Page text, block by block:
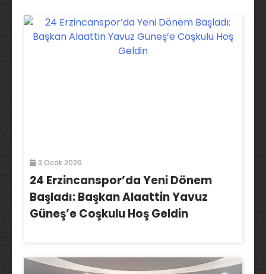
3 Ocak 2026
24 Erzincanspor’da Yeni Dönem
Başladı: Başkan Alaattin Yavuz
Güneş’e Coşkulu Hoş Geldin